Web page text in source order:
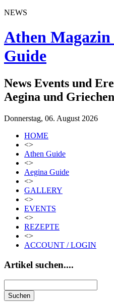
NEWS
Athen
Guide
News Events und
Aegina und
Donnerstag, 06. August 2026
HOME
<>
Athen Guide
<>
Aegina Guide
<>
GALLERY
<>
EVENTS
<>
REZEPTE
<>
ACCOUNT / LOGIN
Artikel suchen....